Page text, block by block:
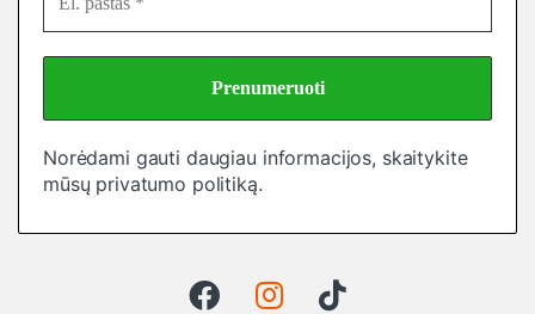
Norėdami gauti daugiau informacijos, skaitykite
mūsų privatumo politiką.